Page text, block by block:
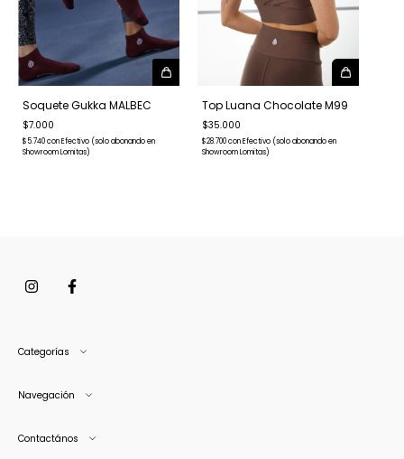
Soquete Gukka MALBEC
$7.000
$5.740conEfectivo (solo abonando en
Showroom Lomitas)
Top Luana Chocolate M99
$35.000
$28.700conEfectivo (solo abonando en
Showroom Lomitas)
Categorías
Navegación
Contactános